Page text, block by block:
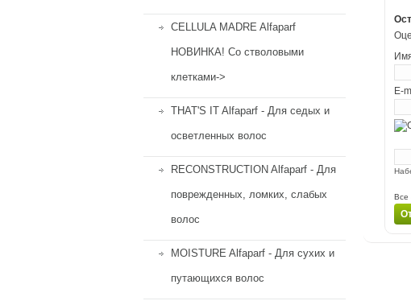
CELLULA MADRE Alfaparf
НОВИНКА! Со стволовыми
клетками->
THAT'S IT Alfaparf - Для седых и
осветленных волос
RECONSTRUCTION Alfaparf - Для
поврежденных, ломких, слабых
волос
MOISTURE Alfaparf - Для сухих и
путающихся волос
E-
Все